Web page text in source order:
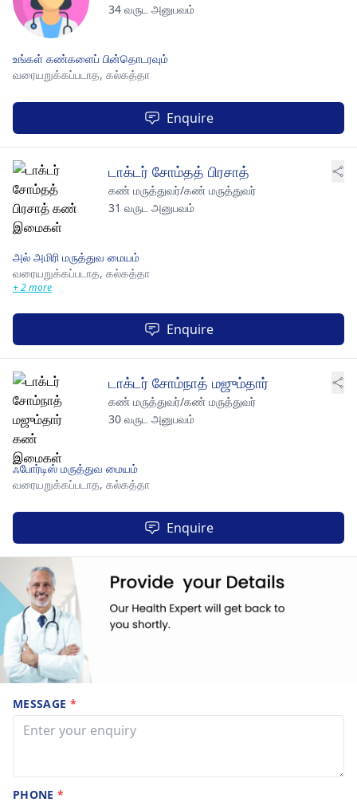
34 வருட அனுபவம்
உங்கள் கண்களைப் பின்தொடரவும்
வரையறுக்கப்படாத, கல்கத்தா
Enquire
டாக்டர் சோம்தத் பிரசாத்
கண் மருத்துவர்/கண் மருத்துவர்
31 வருட அனுபவம்
அல் அமிரி மருத்துவ மையம்
வரையறுக்கப்படாத, கல்கத்தா
+ 2 more
Enquire
டாக்டர் சோம்நாத் மஜும்தார்
கண் மருத்துவர்/கண் மருத்துவர்
30 வருட அனுபவம்
ஃபோர்டிஸ் மருத்துவ மையம்
வரையறுக்கப்படாத, கல்கத்தா
Enquire
MESSAGE *
PHONE*